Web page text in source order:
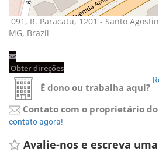
091, R. Paracatu, 1201 - Santo
MG, Brazil
Obter direções
É dono ou trabalha aqui?
Contato com o proprietário
contato agora!
Avalie-nos e escreva